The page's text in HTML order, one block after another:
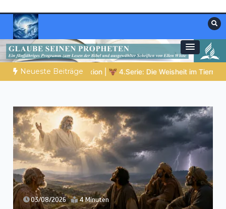
Inhalt
springen
Christliche Ressourcen
Materialien, die stärken. Antworten, die
leiten.
Neueste Beiträge
Weisheit im Tierreich DIE BIBLISCHE PERSON DES TAGES |
02/08/2026 16